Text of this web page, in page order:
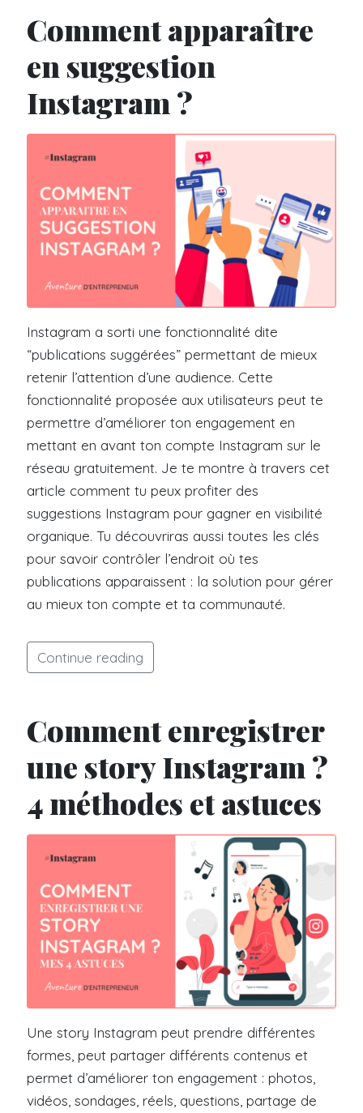
Comment apparaître
en suggestion
Instagram ?
Instagram a sorti une fonctionnalité dite
“publications suggérées” permettant de mieux
retenir l’attention d’une audience. Cette
fonctionnalité proposée aux utilisateurs peut te
permettre d’améliorer ton engagement en
mettant en avant ton compte Instagram sur le
réseau gratuitement. Je te montre à travers cet
article comment tu peux profiter des
suggestions Instagram pour gagner en visibilité
organique. Tu découvriras aussi toutes les clés
pour savoir contrôler l’endroit où tes
publications apparaissent : la solution pour gérer
au mieux ton compte et ta communauté.
Continue reading
Comment enregistrer
une story Instagram ?
4 méthodes et astuces
Une story Instagram peut prendre différentes
formes, peut partager différents contenus et
permet d’améliorer ton engagement : photos,
vidéos, sondages, réels, questions, partage de